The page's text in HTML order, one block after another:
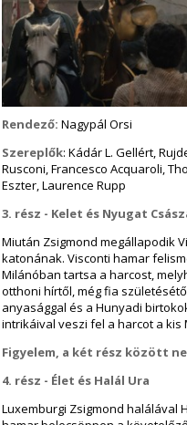
Rendező: Nagypál Orsi
Szereplők: Kádár L. Gellért,
Rusconi, Francesco Acquaroli,
Eszter, Laurence Rupp
3. rész - Kelet és Nyugat
Miután Zsigmond megállapodik
katonának. Visconti hamar
Milánóban tartsa a harcost,
otthoni hírtől, még fia
anyasággal és a Hunyadi
intrikáival veszi fel a harcot a kis
Figyelem, a két rész között
4. rész - Élet és Halál Ura
Luxemburgi Zsigmond halálával